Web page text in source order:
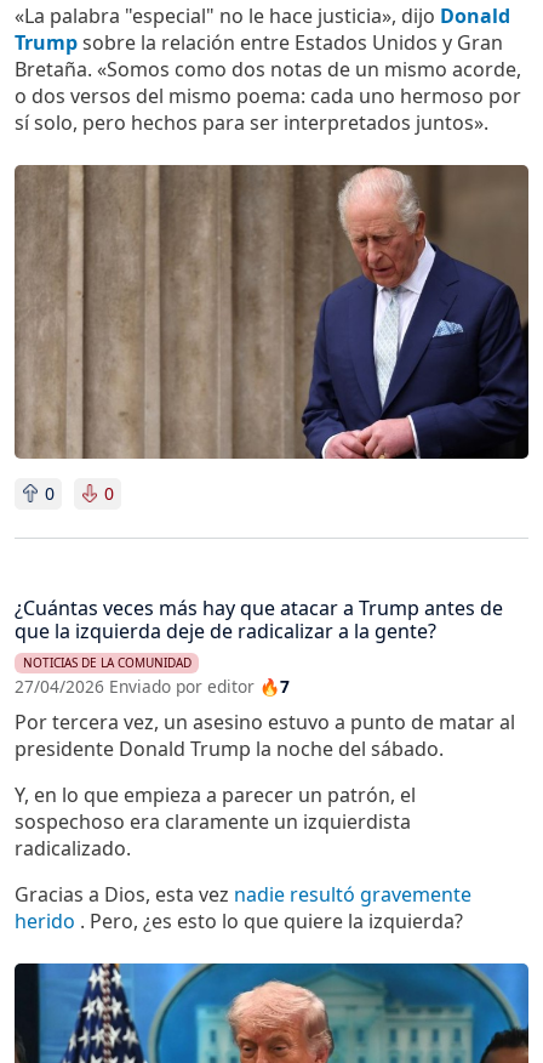
«La palabra "especial" no le hace justicia», dijo Donald
Trumpsobre la relación entre Estados Unidos y Gran
Bretaña. «Somos como dos notas de un mismo acorde,
o dos versos del mismo poema: cada uno hermoso por
sí solo, pero hechos para ser interpretados juntos».
Imagen
0 0
¿Cuántas veces más hay que atacar a Trump antes de
que la izquierda deje de radicalizar a la gente?
NOTICIAS DE LA COMUNIDAD
27/04/2026 Enviado por editor 🔥7
Por tercera vez, un asesino estuvo a punto de matar al
presidente Donald Trump la noche del sábado.
Y, en lo que empieza a parecer un patrón, el
sospechoso era claramente un izquierdista
radicalizado.
Gracias a Dios, esta vez nadie resultó gravemente
herido . Pero, ¿es esto lo que quiere la izquierda?
Imagen